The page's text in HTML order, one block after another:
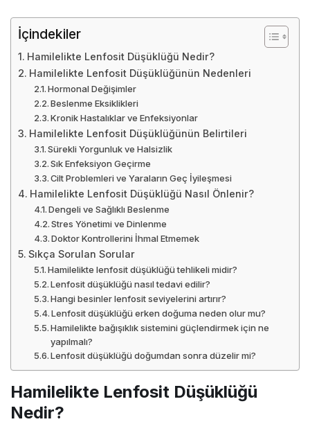
İçindekiler
Hamilelikte Lenfosit Düşüklüğü Nedir?
Hamilelikte Lenfosit Düşüklüğünün Nedenleri
Hormonal Değişimler
Beslenme Eksiklikleri
Kronik Hastalıklar ve Enfeksiyonlar
Hamilelikte Lenfosit Düşüklüğünün Belirtileri
Sürekli Yorgunluk ve Halsizlik
Sık Enfeksiyon Geçirme
Cilt Problemleri ve Yaraların Geç İyileşmesi
Hamilelikte Lenfosit Düşüklüğü Nasıl Önlenir?
Dengeli ve Sağlıklı Beslenme
Stres Yönetimi ve Dinlenme
Doktor Kontrollerini İhmal Etmemek
Sıkça Sorulan Sorular
Hamilelikte lenfosit düşüklüğü tehlikeli midir?
Lenfosit düşüklüğü nasıl tedavi edilir?
Hangi besinler lenfosit seviyelerini artırır?
Lenfosit düşüklüğü erken doğuma neden olur mu?
Hamilelikte bağışıklık sistemini güçlendirmek için ne
yapılmalı?
Lenfosit düşüklüğü doğumdan sonra düzelir mi?
Hamilelikte Lenfosit Düşüklüğü
Nedir?